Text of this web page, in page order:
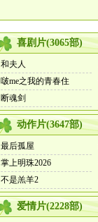
喜剧片(3065部)
和夫人
啵me之我的青春住
断魂剑
动作片(3647部)
最后孤屋
掌上明珠2026
不是羔羊2
爱情片(2228部)